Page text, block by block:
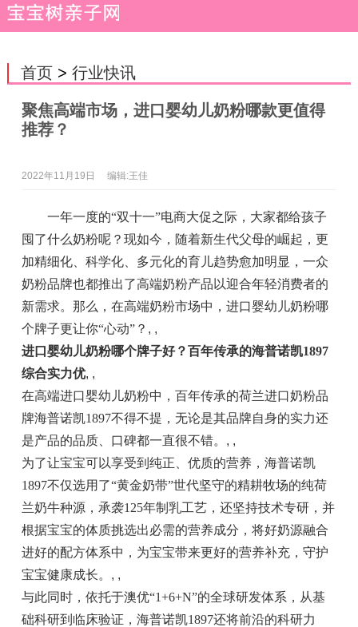
首页> 行业快讯
聚焦高端市场，进口婴幼儿奶粉哪款更值得
推荐？
2022年11月19日 编辑:王佳
一年一度的“双十一”电商大促之际，大家都给孩子
囤了什么奶粉呢？现如今，随着新生代父母的崛起，更
加精细化、科学化、多元化的育儿趋势愈加明显，一众
奶粉品牌也都推出了高端奶粉产品以迎合年轻消费者的
新需求。那么，在高端奶粉市场中，进口婴幼儿奶粉哪
个牌子更让你“心动”？ , ,
进口婴幼儿奶粉哪个牌子好？百年传承的海普诺凯1897
综合实力优, ,
在高端进口婴幼儿奶粉中，百年传承的荷兰进口奶粉品
牌海普诺凯1897不得不提，无论是其品牌自身的实力还
是产品的品质、口碑都一直很不错。 , ,
为了让宝宝可以享受到纯正、优质的营养，海普诺凯
1897不仅选用了“黄金奶带”世代坚守的精耕牧场的纯荷
兰奶牛种源，承袭125年制乳工艺，还坚持技术专研，并
根据宝宝的体质挑选出必需的营养成分，将好奶源融合
进好的配方体系中，为宝宝带来更好的营养补充，守护
宝宝健康成长。 , ,
与此同时，依托于澳优“1+6+N”的全球研发体系，从基
础科研到临床验证，海普诺凯1897还将前沿的科研力